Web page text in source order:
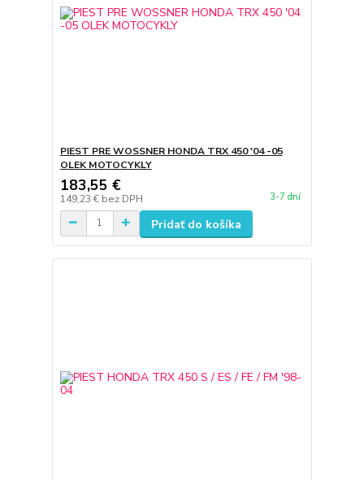
PIEST PRE WOSSNER HONDA TRX 450 '04 -05
OLEK MOTOCYKLY
183,55 €
149,23 € bez DPH 3-7 dní
Pridať do košíka